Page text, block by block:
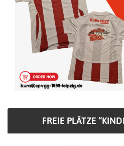
FREIE PLÄTZE